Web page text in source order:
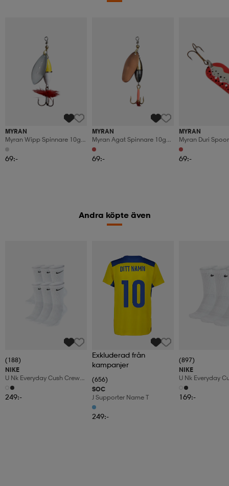
MYRAN
Myran Wipp Spinnare 10g
Silver/gul/vit
69:-
MYRAN
Myran Agat Spinnare 10g
Koppar
69:-
MYRAN
Myran Duri
Red/white
69:-
Andra köpte även
(188)
NIKE
U Nk Everyday Cush Crew
6pr-Bd
249:-
Exkluderad från
kampanjer
(656)
SOC
J Supporter Name T
249:-
(897)
NIKE
U Nk Everyday
3pr
169:-